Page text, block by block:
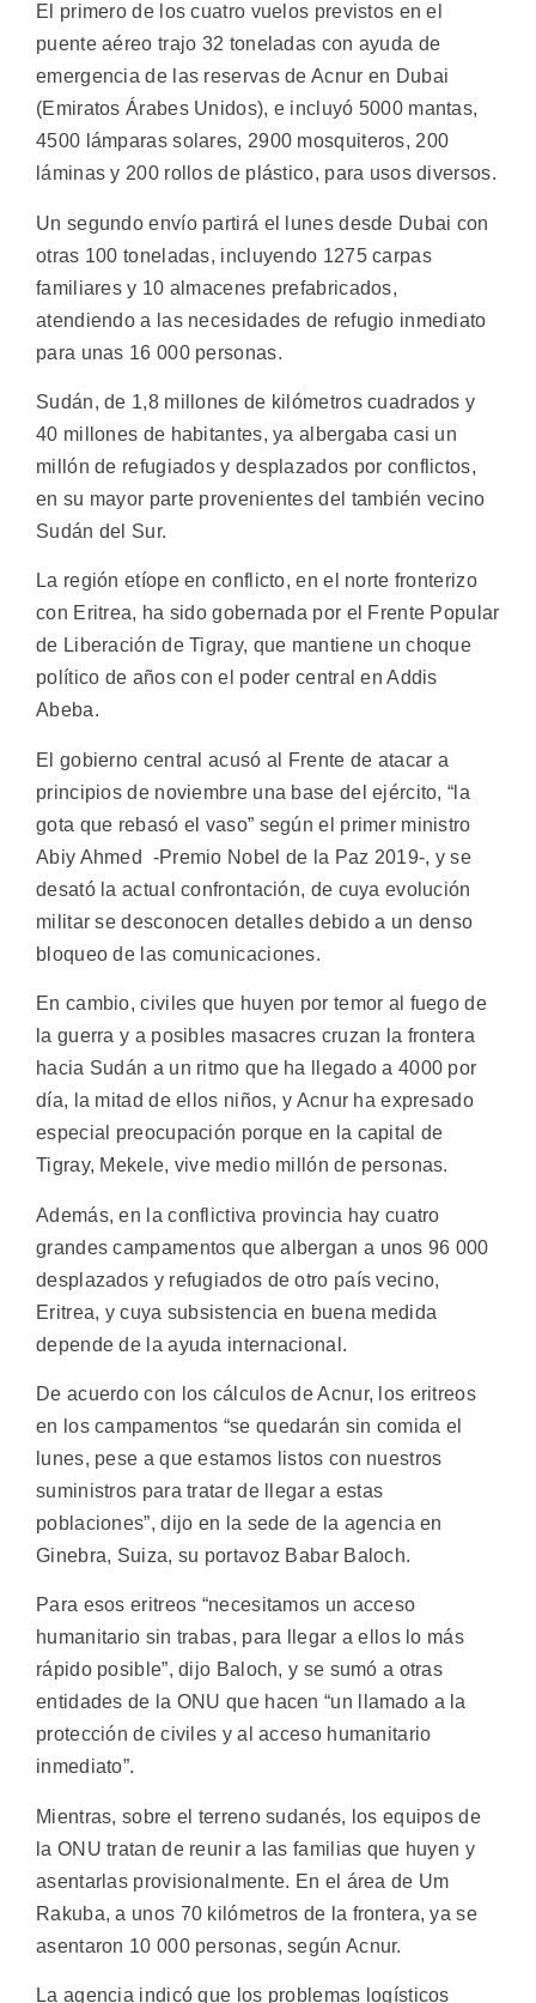
El primero de los cuatro vuelos previstos en el
puente aéreo trajo 32 toneladas con ayuda de
emergencia de las reservas de Acnur en Dubai
(Emiratos Árabes Unidos), e incluyó 5000 mantas,
4500 lámparas solares, 2900 mosquiteros, 200
láminas y 200 rollos de plástico, para usos diversos.
Un segundo envío partirá el lunes desde Dubai con
otras 100 toneladas, incluyendo 1275 carpas
familiares y 10 almacenes prefabricados,
atendiendo a las necesidades de refugio inmediato
para unas 16 000 personas.
Sudán, de 1,8 millones de kilómetros cuadrados y
40 millones de habitantes, ya albergaba casi un
millón de refugiados y desplazados por conflictos,
en su mayor parte provenientes del también vecino
Sudán del Sur.
La región etíope en conflicto, en el norte fronterizo
con Eritrea, ha sido gobernada por el Frente Popular
de Liberación de Tigray, que mantiene un choque
político de años con el poder central en Addis
Abeba.
El gobierno central acusó al Frente de atacar a
principios de noviembre una base del ejército, “la
gota que rebasó el vaso” según el primer ministro
Abiy Ahmed -Premio Nobel de la Paz 2019-, y se
desató la actual confrontación, de cuya evolución
militar se desconocen detalles debido a un denso
bloqueo de las comunicaciones.
En cambio, civiles que huyen por temor al fuego de
la guerra y a posibles masacres cruzan la frontera
hacia Sudán a un ritmo que ha llegado a 4000 por
día, la mitad de ellos niños, y Acnur ha expresado
especial preocupación porque en la capital de
Tigray, Mekele, vive medio millón de personas.
Además, en la conflictiva provincia hay cuatro
grandes campamentos que albergan a unos 96 000
desplazados y refugiados de otro país vecino,
Eritrea, y cuya subsistencia en buena medida
depende de la ayuda internacional.
De acuerdo con los cálculos de Acnur, los eritreos
en los campamentos “se quedarán sin comida el
lunes, pese a que estamos listos con nuestros
suministros para tratar de llegar a estas
poblaciones”, dijo en la sede de la agencia en
Ginebra, Suiza, su portavoz Babar Baloch.
Para esos eritreos “necesitamos un acceso
humanitario sin trabas, para llegar a ellos lo más
rápido posible”, dijo Baloch, y se sumó a otras
entidades de la ONU que hacen “un llamado a la
protección de civiles y al acceso humanitario
inmediato”.
Mientras, sobre el terreno sudanés, los equipos de
la ONU tratan de reunir a las familias que huyen y
asentarlas provisionalmente. En el área de Um
Rakuba, a unos 70 kilómetros de la frontera, ya se
asentaron 10 000 personas, según Acnur.
La agencia indicó que los problemas logísticos